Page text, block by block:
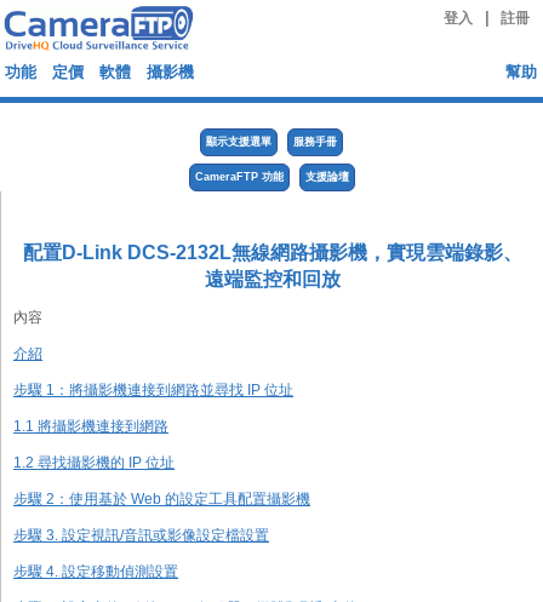
登入 註冊
功能 定價 軟體 攝影機 幫助
顯示支援選單 服務手冊
CameraFTP 功能 支援論壇
配置D-Link DCS-2132L無線網路攝影機，實現雲端錄影、
遠端監控和回放
內容
介紹
步驟 1：將攝影機連接到網路並尋找 IP 位址
1.1 將攝影機連接到網路
1.2 尋找攝影機的 IP 位址
步驟 2：使用基於 Web 的設定工具配置攝影機
步驟 3. 設定視訊/音訊或影像設定檔設置
步驟 4. 設定移動偵測設置